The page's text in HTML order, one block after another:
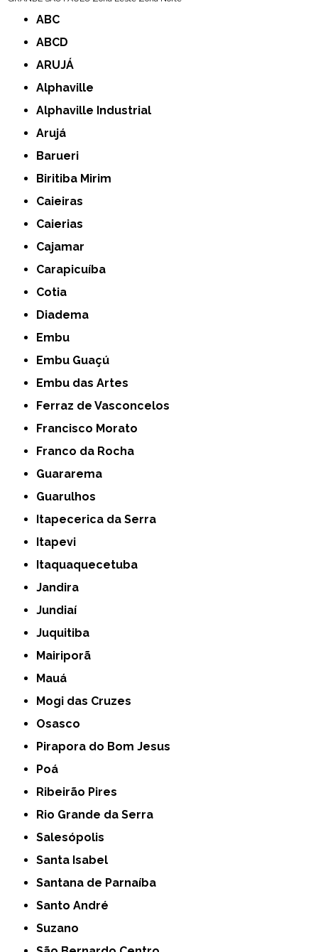
ABC
ABCD
ARUJÁ
Alphaville
Alphaville Industrial
Arujá
Barueri
Biritiba Mirim
Caieiras
Caierias
Cajamar
Carapicuíba
Cotia
Diadema
Embu
Embu Guaçú
Embu das Artes
Ferraz de Vasconcelos
Francisco Morato
Franco da Rocha
Guararema
Guarulhos
Itapecerica da Serra
Itapevi
Itaquaquecetuba
Jandira
Jundiaí
Juquitiba
Mairiporã
Mauá
Mogi das Cruzes
Osasco
Pirapora do Bom Jesus
Poá
Ribeirão Pires
Rio Grande da Serra
Salesópolis
Santa Isabel
Santana de Parnaíba
Santo André
Suzano